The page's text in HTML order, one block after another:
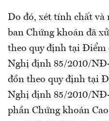
Do đó, xét tính chất và
ban Chứng khoán đã
theo quy định tại Điểm
Nghị định 85/2010/
đồn theo quy định tại
Nghị định 85/2010/
phần Chứng khoán